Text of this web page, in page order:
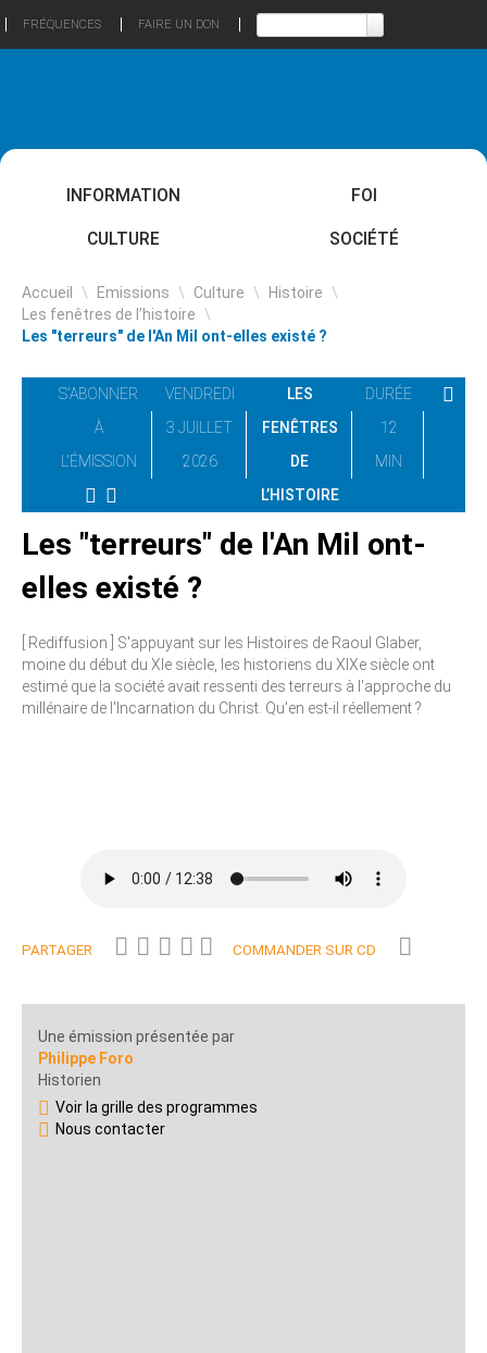
FRÉQUENCES FAIRE UN DON
INFORMATION FOI
CULTURE SOCIÉTÉ
Accueil \ Emissions \ Culture \ Histoire \
Les fenêtres de l’histoire \
Les "terreurs" de l'An Mil ont-elles existé ?
S'ABONNER
À
L'ÉMISSION
VENDREDI
3 JUILLET
2026
LES
FENÊTRES
DE
L’HISTOIRE
DURÉE
12
MIN
Les "terreurs" de l'An Mil ont-
elles existé ?
[ Rediffusion ] S'appuyant sur les Histoires de Raoul Glaber,
moine du début du XIe siècle, les historiens du XIXe siècle ont
estimé que la société avait ressenti des terreurs à l'approche du
millénaire de l'Incarnation du Christ. Qu'en est-il réellement ?
PARTAGER COMMANDER SUR CD
Une émission présentée par
Philippe Foro
Historien
Voir la grille des programmes
Nous contacter